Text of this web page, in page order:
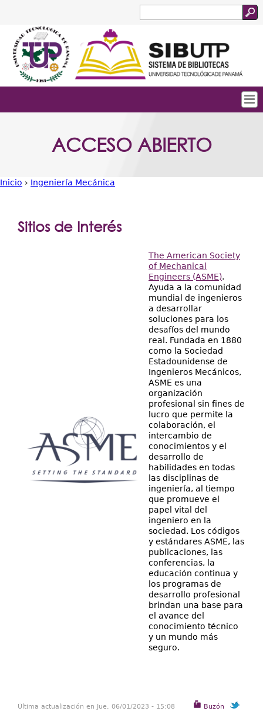
Jump to navigation
de
búsqueda
Quienes Somos
Biblioteca Digital
Directorio
ACCESO ABIERTO
está
Inicio › Ingeniería Mecánica
Sitios de Interés
The American Society
of Mechanical
Engineers (ASME).
Ayuda a la comunidad
mundial de ingenieros
a desarrollar
soluciones para los
desafíos del mundo
real. Fundada en 1880
como la Sociedad
Estadounidense de
Ingenieros Mecánicos,
ASME es una
organización
profesional sin fines de
lucro que permite la
colaboración, el
intercambio de
conocimientos y el
desarrollo de
habilidades en todas
las disciplinas de
ingeniería, al tiempo
que promueve el
papel vital del
ingeniero en la
sociedad. Los códigos
y estándares ASME, las
publicaciones, las
conferencias, la
educación continua y
los programas de
desarrollo profesional
brindan una base para
el avance del
conocimiento técnico
y un mundo más
seguro.
Buzón
Última actualización en Jue, 06/01/2023 - 15:08